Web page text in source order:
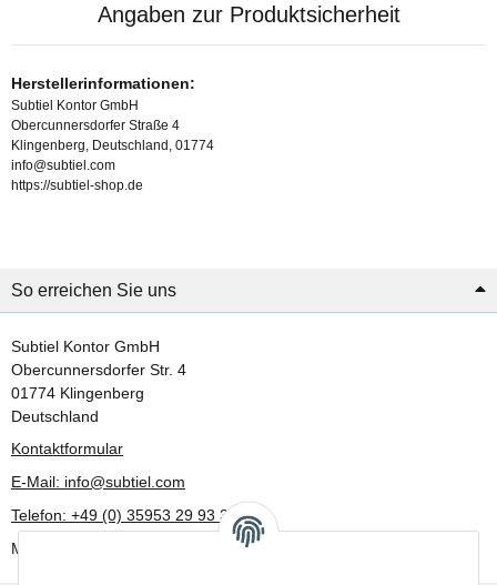
Angaben zur Produktsicherheit
Herstellerinformationen:
Subtiel Kontor GmbH
Obercunnersdorfer Straße 4
Klingenberg, Deutschland, 01774
info@subtiel.com
https://subtiel-shop.de
So erreichen Sie uns
Subtiel Kontor GmbH
Obercunnersdorfer Str. 4
01774 Klingenberg
Deutschland
Kontaktformular
E-Mail: info@subtiel.com
Telefon: +49 (0) 35953 29 93 30
Mo-Fr: 8:00 Uhr - 17:00 Uhr